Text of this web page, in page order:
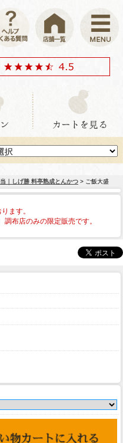
｜しげ勝 料亭熟成とんかつ > ご飯大盛
ます。
布店のみの限定販売です。